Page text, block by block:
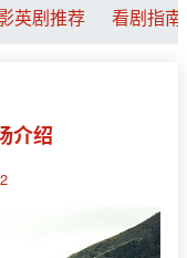
英剧推荐 看剧指南
介绍